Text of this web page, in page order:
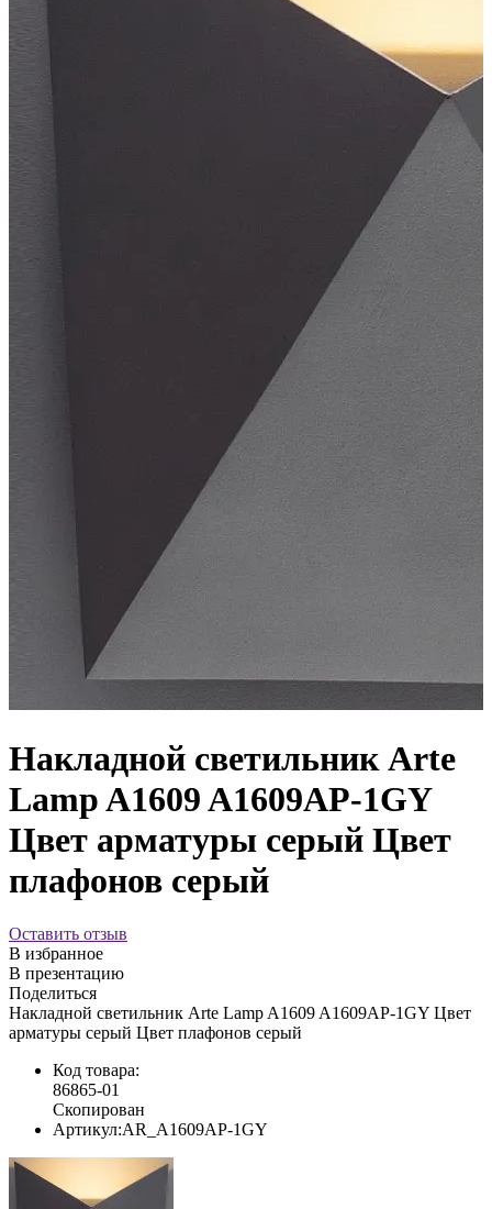
Накладной светильник Arte
Lamp A1609 A1609AP-1GY
Цвет арматуры серый Цвет
плафонов серый
Оставить отзыв
В избранное
В презентацию
Поделиться
Накладной светильник Arte Lamp A1609 A1609AP-1GY Цвет
арматуры серый Цвет плафонов серый
Код товара:
86865-01
Скопирован
Артикул:AR_A1609AP-1GY